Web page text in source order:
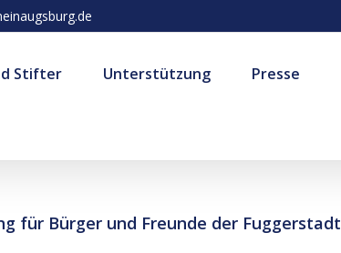
Stifter Unterstützung Presse
für Bürger und Freunde der Fuggerstadt